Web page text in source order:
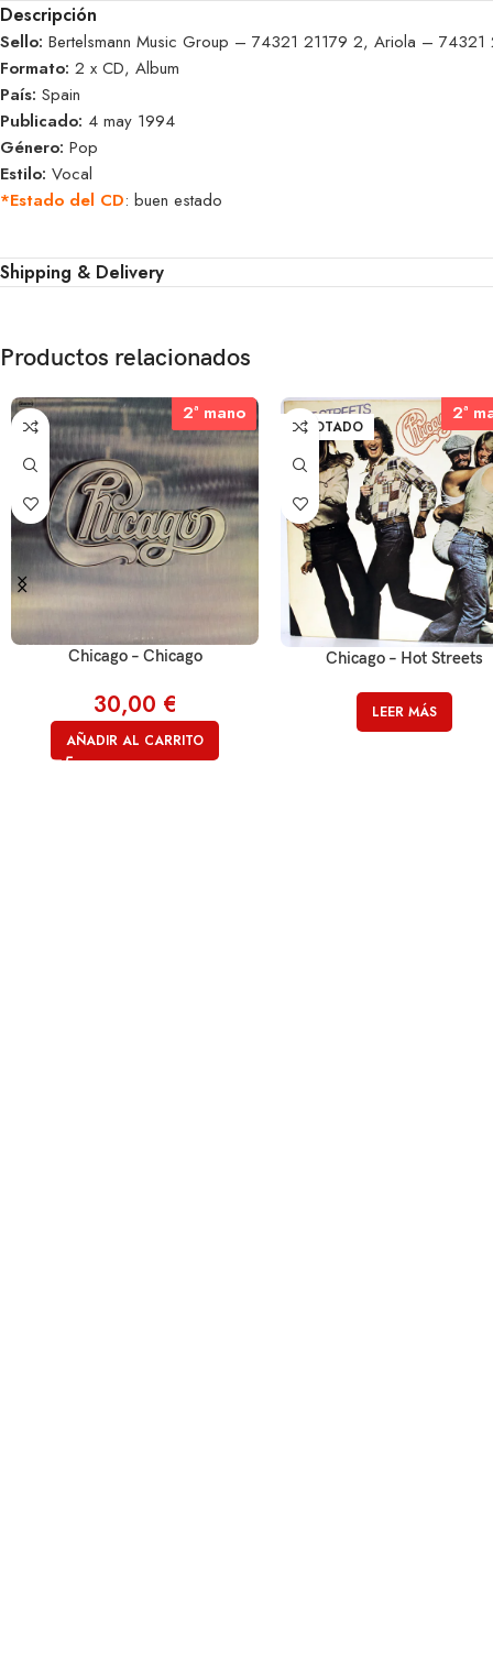
Descripción
Sello: Bertelsmann Music Group – 74321 21179 2, Ariola – 74321
Formato: 2 x CD, Album
País: Spain
Publicado: 4 may 1994
Género: Pop
Estilo: Vocal
*Estado del CD: buen estado
Shipping & Delivery
Productos relacionados
2ª mano
2ª mano
Chicago – Chicago
30,00 €
AÑADIR AL CARRITO
AGOTADO
2ª
2ª
Chicago – Hot Streets
LEER MÁS